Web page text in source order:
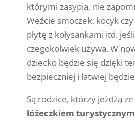
którymi zasypia, nie
Weźcie smoczek, kocyk
płytę z kołysankami itd.
czegokolwiek używa. W
dziecko będzie się dzięki
bezpieczniej i łatwiej
Są rodzice, którzy jeżdżą
łóżeczkiem turystycznym